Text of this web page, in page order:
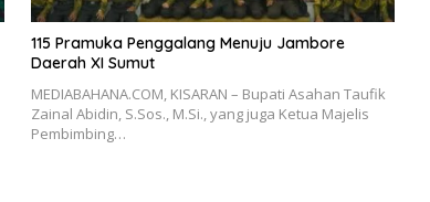
115 Pramuka Penggalang Menuju Jambore
Daerah XI Sumut
MEDIABAHANA.COM, KISARAN – Bupati Asahan Taufik
Zainal Abidin, S.Sos., M.Si., yang juga Ketua Majelis
Pembimbing…